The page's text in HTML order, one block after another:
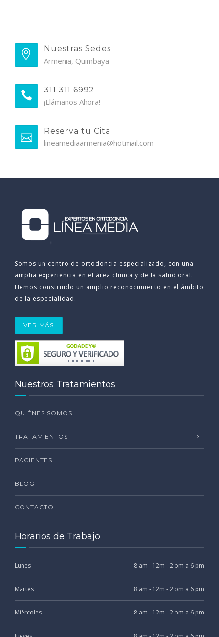
Nuestras Sedes
Armenia, Quimbaya
311 311 6992
¡Llámanos Ahora!
Reserva tu Cita
lineamediaarmenia@hotmail.com
Somos un centro de ortodoncia especializado, con una
amplia experiencia en el área clínica y de la salud oral.
Hemos construido un amplio reconocimiento en el ámbito
de la especialidad.
VER MÁS
Nuestros Tratamientos
QUIÉNES SOMOS
TRATAMIENTOS
PACIENTES
BLOG
CONTACTO
Horarios de Trabajo
Lunes 8 am - 12m - 2 pm a 6 pm
Martes 8 am - 12m - 2 pm a 6 pm
Miércoles 8 am - 12m - 2 pm a 6 pm